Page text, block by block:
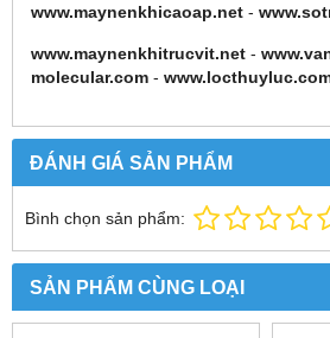
www.maynenkhicaoap.net -
www.maynenkhitrucvit.net -
molecular.com -
ĐÁNH GIÁ SẢN PHẨM
Bình chọn sản phẩm:
SẢN PHẨM CÙNG LOẠI